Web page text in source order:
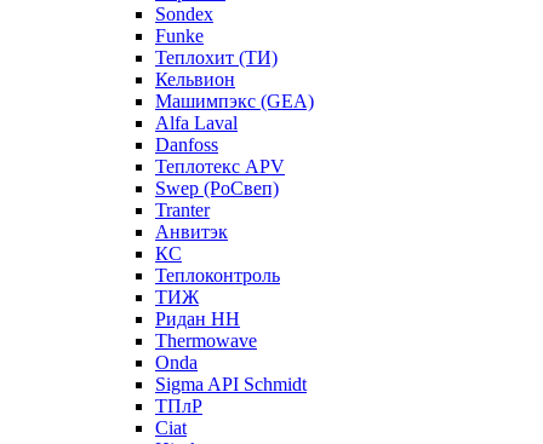
Sondex
Funke
Теплохит (ТИ)
Кельвион
Машимпэкс (GEA)
Alfa Laval
Danfoss
Теплотекс APV
Swep (РоСвеп)
Tranter
Анвитэк
КС
Теплоконтроль
ТИЖ
Ридан НН
Thermowave
Onda
Sigma API Schmidt
ТПлР
Ciat